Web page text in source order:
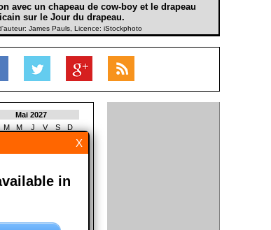
avec un chapeau de cow-boy et le drapeau
sur le Jour du drapeau.
James Pauls, Licence: iStockphoto
Mai 2027
M M J V S
D
25 26 27 28 29
30
X
in